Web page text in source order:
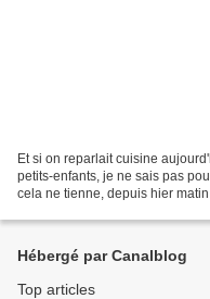
Et si on reparlait cuisine
petits-enfants, je ne sais pas
cela ne tienne, depuis hier
Hébergé par Canalblog
Top articles